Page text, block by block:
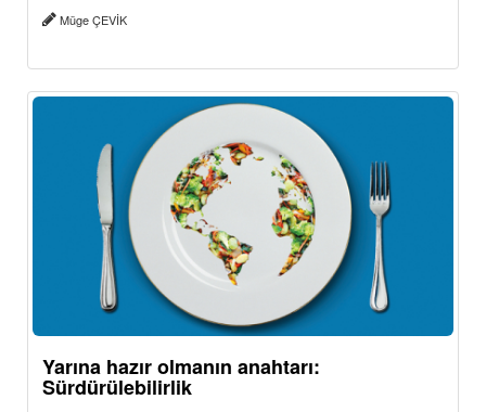
Müge ÇEVİK
Yarına hazır olmanın anahtarı:
Sürdürülebilirlik